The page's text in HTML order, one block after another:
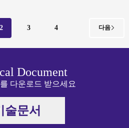
2 3 4 다음
Document
다운로드 받으세요
술문서